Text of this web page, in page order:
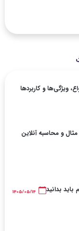
ویژگی‌ها و کاربردها
معیار: آموزش 0 تا 100 با مثال و محاسبه آنلاین
باید بدانید